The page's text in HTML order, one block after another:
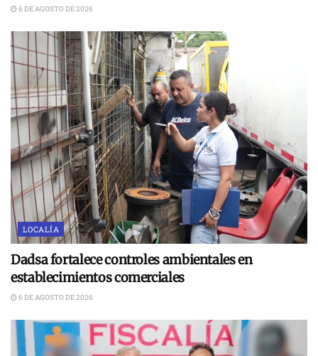
6 DE AGOSTO DE 2026
LOCALÍA
Dadsa fortalece controles ambientales en
establecimientos comerciales
6 DE AGOSTO DE 2026